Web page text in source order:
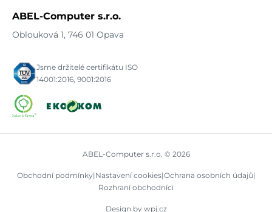
ABEL-Computer s.r.o.
Oblouková 1, 746 01 Opava
Jsme držitelé certifikátu ISO
14001:2016, 9001:2016
ABEL-Computer s.r.o. © 2026
Obchodní podmínky|Nastavení cookies|Ochrana osobních údajů|
Rozhraní obchodníci
Design by wpj.cz